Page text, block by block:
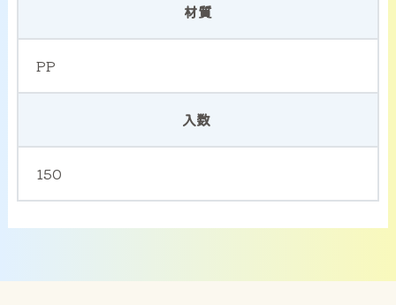
材質
PP
入数
150